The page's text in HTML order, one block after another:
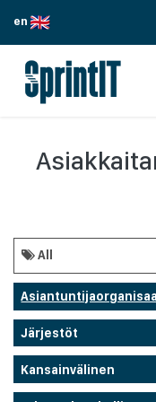
en
All
Järjestöt
Kansainvälinen